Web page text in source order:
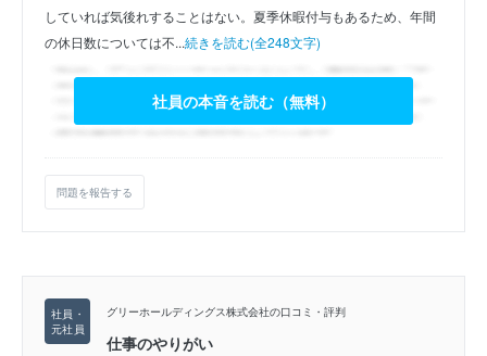
していれば気後れすることはない。夏季休暇付与もあるため、年間
の休日数については不...続きを読む(全248文字)
社員の本音を読む（無料）
問題を報告する
グリーホールディングス株式会社の口コミ・評判
仕事のやりがい